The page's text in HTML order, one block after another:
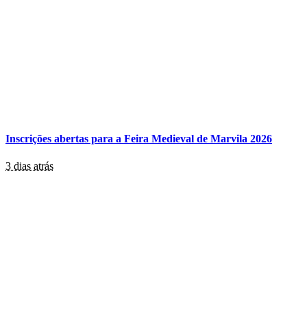
Inscrições abertas para a Feira Medieval de Marvila 2026
3 dias atrás